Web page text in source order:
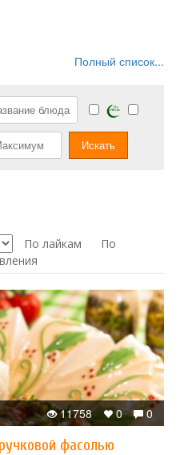
Полный список...
По лайкам
По
0
0
11758
фасолью